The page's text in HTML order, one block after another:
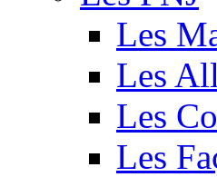
Les
Les
Les
Les